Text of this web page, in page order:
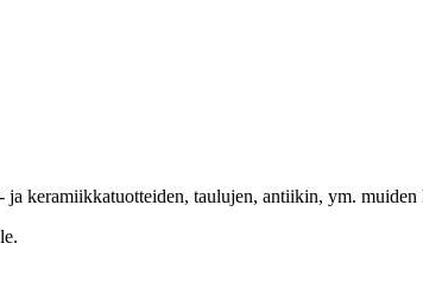
keramiikkatuotteiden, taulujen, antiikin, ym.